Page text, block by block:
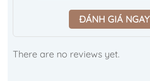
ĐÁNH GIÁ NGAY
There are no reviews yet.